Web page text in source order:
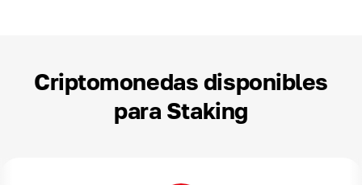
Criptomonedas disponibles
para Staking